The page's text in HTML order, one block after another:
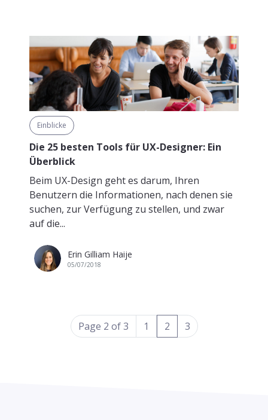
Einblicke
Die 25 besten Tools für UX-Designer: Ein
Überblick
Beim UX-Design geht es darum, Ihren
Benutzern die Informationen, nach denen sie
suchen, zur Verfügung zu stellen, und zwar
auf die...
Erin Gilliam Haije
05/07/2018
Page 2 of 3 1 2(current)
3